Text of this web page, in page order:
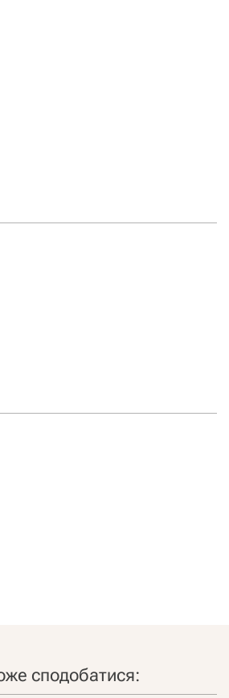
сподобатися: